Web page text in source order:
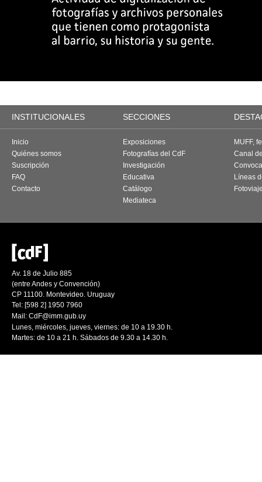
INSTITUCIONALES SECCIONES
Inicio
Quiénes somos
Suscripción
FAQ
Contacto
Exposiciones
Fotografías del CdF
Investigación
Educativa
Catálogo
Mediateca
MUFF,
Canal
Líneas
Av. 18 de Julio 885
(entre Andes y Convención)
CP 11100. Montevideo. Uruguay
Tel: [598 2] 1950 7960
Mail: CdF@imm.gub.uy
Lunes, miércoles, jueves, viernes: de 10 a 19.30 h.
Martes: de 10 a 21 h. Sábados de 9.30 a 14.30 h.